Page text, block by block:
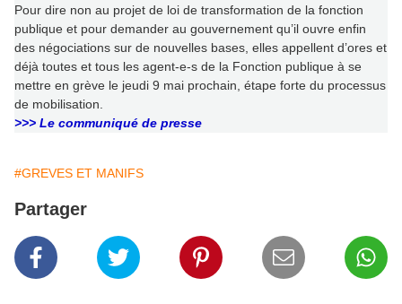
Pour dire non au projet de loi de trans­for­ma­tion de la fonc­tion
publi­que et pour deman­der au gou­ver­ne­ment qu’il ouvre enfin
des négo­cia­tions sur de nou­vel­les bases, elles appel­lent d’ores et
déjà toutes et tous les agent-e-s de la Fonction publi­que à se
mettre en grève le jeudi 9 mai pro­chain, étape forte du pro­ces­sus
de mobi­li­sa­tion.
>>> Le communiqué de presse
#GREVES ET MANIFS
Partager